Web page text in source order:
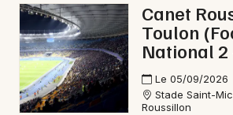
Magazine à Perpignan
Canet
Toulon
National 2
Le 05/09/2026
Stade Saint-
Roussillon